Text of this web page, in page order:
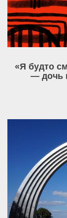
«Я будто
— дочь